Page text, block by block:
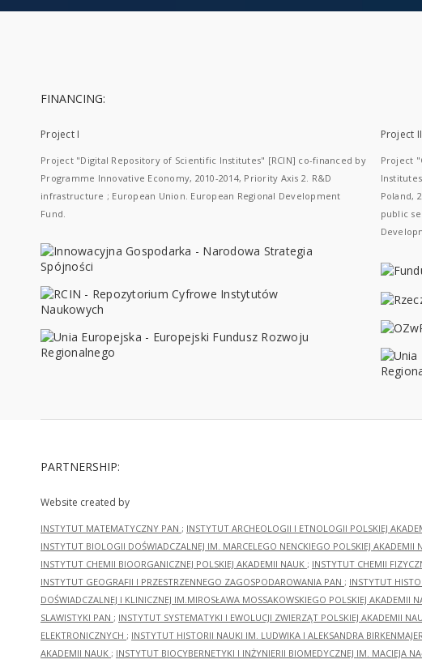
FINANCING:
Project I
Project "Digital Repository of Scientific Institutes" [RCIN] co-financed by
Programme Innovative Economy, 2010-2014, Priority Axis 2. R&D
infrastructure ; European Union. European Regional Development
Fund.
Project II
Project
Poland,
public
PARTNERSHIP:
Website created by
INSTYTUT MATEMATYCZNY PAN ; INSTYTUT ARCHEOLOGII I ETNOLOGII POLSKIEJ
INSTYTUT BIOLOGII DOŚWIADCZALNEJ IM. MARCELEGO NENCKIEGO POLSKIEJ AKADEMII
INSTYTUT CHEMII BIOORGANICZNEJ POLSKIEJ AKADEMII NAUK ; INSTYTUT CHEMII
INSTYTUT GEOGRAFII I PRZESTRZENNEGO ZAGOSPODAROWANIA PAN ; INSTYTUT
DOŚWIADCZALNEJ I KLINICZNEJ IM.MIROSŁAWA MOSSAKOWSKIEGO POLSKIEJ AKADEMII
SLAWISTYKI PAN ; INSTYTUT SYSTEMATYKI I EWOLUCJI ZWIERZĄT POLSKIEJ AKADEMII
ELEKTRONICZNYCH ; INSTYTUT HISTORII NAUKI IM. LUDWIKA I ALEKSANDRA
AKADEMII NAUK ; INSTYTUT BIOCYBERNETYKI I INŻYNIERII BIOMEDYCZNEJ IM. MACIEJA